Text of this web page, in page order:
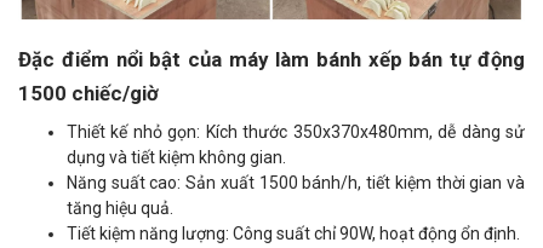
Đặc điểm nổi bật của máy làm bánh xếp bán tự động
1500 chiếc/giờ
Thiết kế nhỏ gọn: Kích thước 350x370x480mm, dễ dàng sử
dụng và tiết kiệm không gian.
Năng suất cao: Sản xuất 1500 bánh/h, tiết kiệm thời gian và
tăng hiệu quả.
Tiết kiệm năng lượng: Công suất chỉ 90W, hoạt động ổn định.